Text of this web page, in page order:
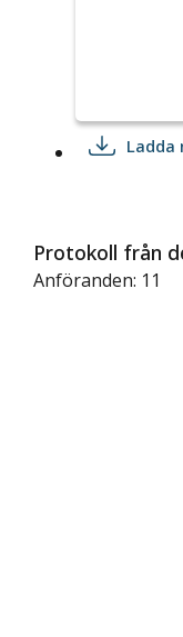
Ladda
Protokoll från
Anföranden: 11